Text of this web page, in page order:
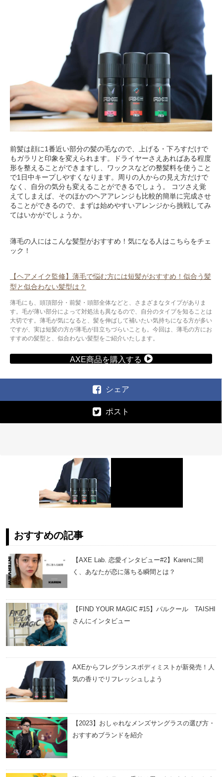
前髪は顔に1番近い部分の髪の毛なので、上げる・下ろすだけで
もガラリと印象を変えられます。ドライヤーさえあればある程度
形を整えることができますし、ワックスなどの整髪料を使うこと
で1日中キープしやすくなります。周りの人からの見え方だけで
なく、自分の気分も変えることができるでしょう。 コツさえ覚
えてしまえば、そのほかのヘアアレンジも比較的簡単に完成させ
ることができるので、まずは始めやすいアレンジから挑戦してみ
てはいかがでしょうか。
薄毛の人にはこんな髪型がおすすめ！気になる人はこちらをチェ
ック！
【ヘアメイク監修】薄毛で悩む方には短髪がおすすめ！似合う髪
型と似合わない髪型は？
薄毛にも、頭頂部分・前髪・頭部全体などと、さまざまなタイプがありま
す。毛が薄い部分によって対処法も異なるので、自分のタイプを知ることは
大切です。薄毛が気になると、髪を伸ばして補いたい気持ちになる方が多い
ですが、実は短髪の方が薄毛が目立ちづらいことも。今回は、薄毛の方にお
すすめの髪型と、似合わない髪型をご紹介いたします。
AXE商品を購入する
シェア
ポスト
おすすめの記事
【AXE Lab. 恋愛インタビュー#2】Karenに聞
く、あなたが恋に落ちる瞬間とは？
【FIND YOUR MAGIC #15】パルクール TAISHI
さんにインタビュー
AXEからフレグランスボディミストが新発売！人
気の香りでリフレッシュしよう
【2023】おしゃれなメンズサングラスの選び方・
おすすめブランドを紹介